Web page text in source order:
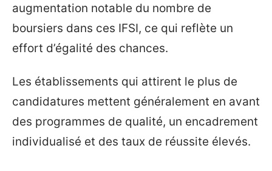
augmentation notable du nombre de
boursiers dans ces IFSI, ce qui reflète un
effort d’égalité des chances.
Les établissements qui attirent le plus de
candidatures mettent généralement en avant
des programmes de qualité, un encadrement
individualisé et des taux de réussite élevés.